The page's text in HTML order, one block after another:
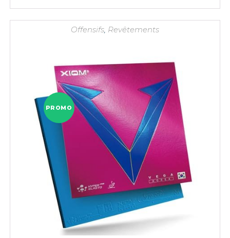
était : est :
Offensifs, Revêtements
PROMO